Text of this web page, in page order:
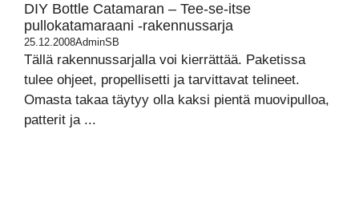
DIY Bottle Catamaran – Tee-se-itse
pullokatamaraani -rakennussarja
25.12.2008AdminSB
Tällä rakennussarjalla voi kierrättää. Paketissa
tulee ohjeet, propellisetti ja tarvittavat telineet.
Omasta takaa täytyy olla kaksi pientä muovipulloa,
patterit ja ...